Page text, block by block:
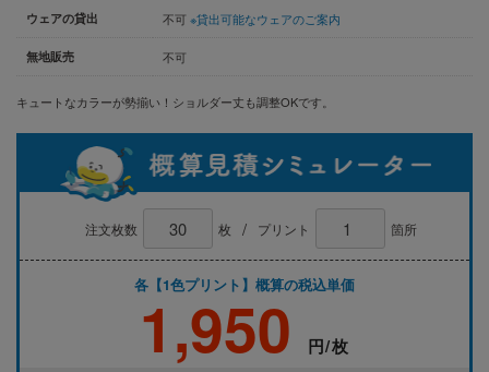
ウェアの貸出 不可 ※貸出可能なウェアのご案内
無地販売 不可
キュートなカラーが勢揃い！ショルダー丈も調整OKです。
注文枚数 枚 / プリント 箇所
各【1色プリント】概算の税込単価
1,950 円/枚